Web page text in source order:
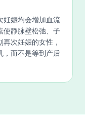
妊娠均会增加血流
使静脉壁松弛、子
次妊娠的女性，
，而不是等到产后